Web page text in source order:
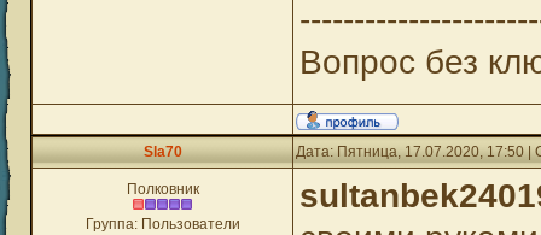
Вопрос без
Sla70 Дата: Пятница, 17.07.2020, 17:50
Полковник
Группа: Пользователи